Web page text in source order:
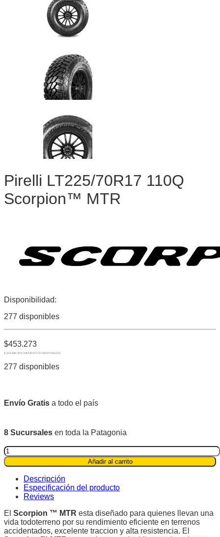
Pirelli LT225/70R17 110Q
Scorpion™ MTR
Disponibilidad:
277 disponibles
$453.273
$ 374.606 SIN IMPUESTOS NACIONALES
277 disponibles
Envío Gratis a todo el país
8 Sucursales en toda la Patagonia
Pirelli
LT225/70R17
110Q
Scorpion™
MTR
quantity
Añadir al carrito
Descripción
Especificación del producto
Reviews
El Scorpion ™ MTR esta diseñado para quienes llevan una
vida todoterreno por su rendimiento eficiente en terrenos
accidentados, excelente traccion y alta resistencia. El